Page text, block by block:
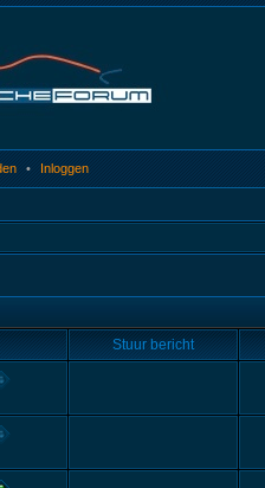
• Inloggen
Stuur bericht